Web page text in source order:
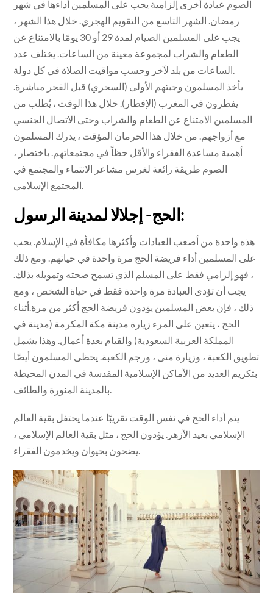
الصوم عبادة أخرى إلزامية يجب على المسلمين أداءها في شهر
رمضان. الشهر التاسع من التقويم الهجري. خلال هذا الشهر ،
يجب على المسلمين الصيام لمدة 29 أو 30 يومًا بالامتناع عن
الطعام والشراب لمجموعة معينة من الساعات. يختلف عدد
الساعات من بلد لآخر وحسب مواقيت الصلاة في كل دولة.
يأخذ المسلمون وجبتهم الأولى (السحري) قبل الفجر مباشرة.
يفطرون في المغرب (الإفطار). خلال هذا الوقت ، يُطلب من
المسلمين الامتناع عن الطعام والشراب وحتى الاتصال الجنسي
مع أزواجهم. من خلال هذا الحرمان المؤقت ، يدرك المسلمون
أهمية مساعدة الفقراء والأقل حظاً في مجتمعاتهم. باختصار ،
الصوم طريقة رائعة لغرس مشاعر الانتماء والمجتمع في
المجتمع الإسلامي.
الحج- إجلالا لمدينة الرسول:
هذه واحدة من أصعب العبادات وأكثرها مكافأة في الإسلام. يجب
على المسلمين أداء فريضة الحج مرة واحدة في حياتهم. ومع ذلك
، فهو إلزامي فقط على المسلم الذي تسمح صحته وتمويله بذلك.
يجب أن تؤدى العبادة مرة واحدة فقط في حياة الشخص ، ومع
ذلك ، فإن بعض المسلمين يؤدون فريضة الحج أكثر من مرة.أثناء
الحج ، يتعين على المرء زيارة مدينة مكة المكرمة (مدينة في
المملكة العربية السعودية) والقيام بعدة أعمال. وهذا يشمل
تطويق الكعبة ، وزيارة منى ، ورجم الكعبة. يحظى المسلمون أيضًا
بتكريم العديد من الأماكن الإسلامية المقدسة في المدن المحيطة
بالمدينة المنورة والطائف.
يتم أداء الحج في نفس الوقت تقريبًا عندما يحتفل بقية العالم
الإسلامي بعيد الأزهر. يؤدون الحج ، مثل بقية العالم الإسلامي ،
يضحون بحيوان ويخدمون الفقراء.